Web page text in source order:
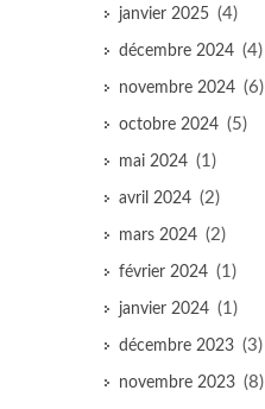
janvier 2025 (4)
décembre 2024 (4)
novembre 2024 (6)
octobre 2024 (5)
mai 2024 (1)
avril 2024 (2)
mars 2024 (2)
février 2024 (1)
janvier 2024 (1)
décembre 2023 (3)
novembre 2023 (8)